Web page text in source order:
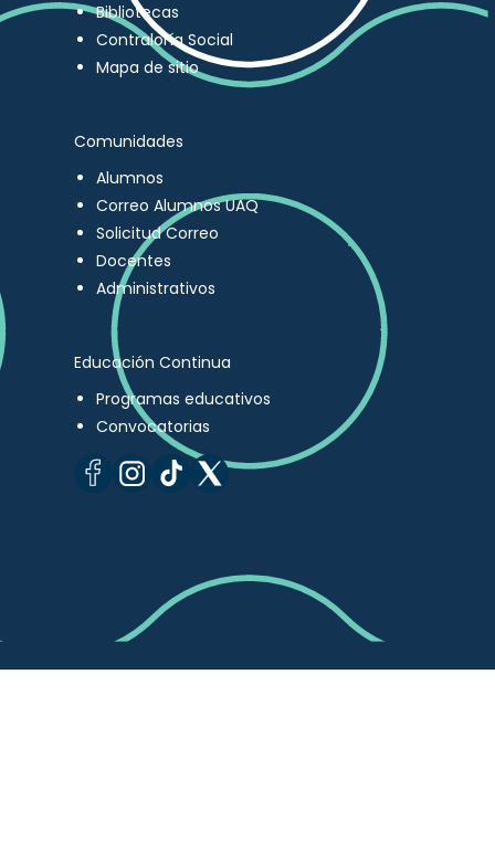
Bibliotecas
Contraloría Social
Mapa de sitio
Comunidades
Alumnos
Correo Alumnos UAQ
Solicitud Correo
Docentes
Administrativos
Educación Continua
Programas educativos
Convocatorias